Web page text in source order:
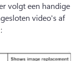
volgt een handige
a new tab) video's af
(opens in a new tab)
: